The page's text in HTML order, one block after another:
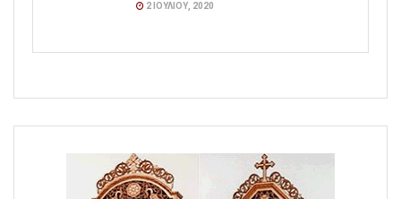
2 ΙΟΥΛΊΟΥ, 2020